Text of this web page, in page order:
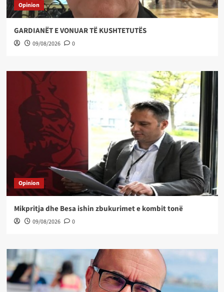
Opinion
GARDIANËT E VONUAR TË KUSHTETUTËS
09/08/2026 0
Opinion
Mikpritja dhe Besa ishin zbukurimet e kombit tonë
09/08/2026 0